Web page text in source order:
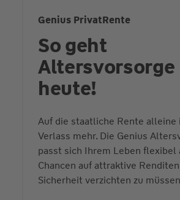
Genius PrivatRente
So geht
Altersvorsorge
heute!
Auf die staatliche Rente alleine
Verlass mehr. Die Genius
passt sich Ihrem Leben flexibel
Chancen auf attraktive
Sicherheit verzichten zu